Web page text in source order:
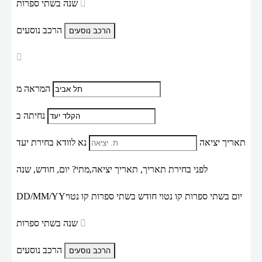
הרכב נוסעים
המראה מ
נחיתה ב
תאריך יציאה נא לוודא בחירת יעד
לפני בחירת תאריך, תאריך יציאה,מתי? יום, חודש, שנה
DD/MM/YYיום בשתי ספרות קו נטוי חודש בשתי ספרות קו נטוי
הרכב נוסעים